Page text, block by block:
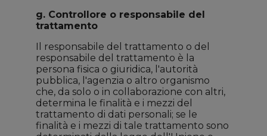
g. Controllore o responsabile del
trattamento
Il responsabile del trattamento o del
responsabile del trattamento è la
persona fisica o giuridica, l'autorità
pubblica, l'agenzia o altro organismo
che, da solo o in collaborazione con altri,
determina le finalità e i mezzi del
trattamento di dati personali; se le
finalità e i mezzi di tale trattamento sono